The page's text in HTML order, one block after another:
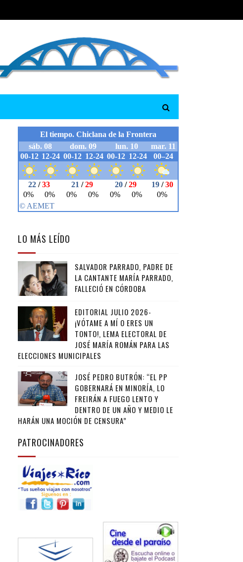
LO MÁS LEÍDO
SALVADOR PARRADO, PADRE DE
LA CANTANTE MARÍA PARRADO,
FALLECIÓ EN CÓRDOBA
EDITORIAL JULIO 2026-
¡VÓTAME A MÍ O ERES UN
TONTO!, LEMA ELECTORAL DE
JOSÉ MARÍA ROMÁN PARA LAS
ELECCIONES MUNICIPALES
JOSÉ PEDRO BUTRÓN: “EL PP
GOBERNARÁ EN MINORÍA, LO
FREIRÁN A FUEGO LENTO Y
DENTRO DE UN AÑO Y MEDIO LE
HARÁN UNA MOCIÓN DE CENSURA”
PATROCINADORES